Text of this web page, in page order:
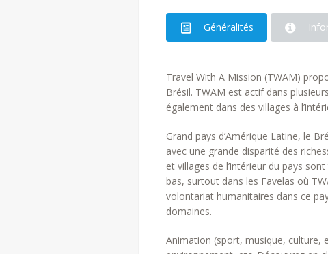
Généralités
Travel With A Mission (TWAM)
Brésil. TWAM est actif dans
également dans des villages à
Grand pays d’Amérique Latine, le
avec une grande disparité des
et villages de l’intérieur du pays
bas, surtout dans les Favelas où
volontariat humanitaires dans ce
domaines.
Animation (sport, musique, culture,